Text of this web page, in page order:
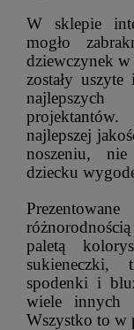
W sklepie
mogło
dziewczynek
zostały
najlepszej
noszeniu,
dziecku
paletą
sukieneczki,
spodenki i
wiele innych
Wszystko to w